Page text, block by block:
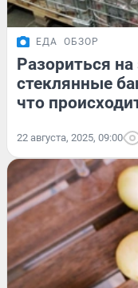
ЕДА ОБЗОР
Разориться
стеклянные
что
22 августа, 2025, 09:00